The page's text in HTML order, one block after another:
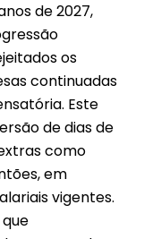
de 2027,
os
continuadas
Este
de dias de
como
em
vigentes.